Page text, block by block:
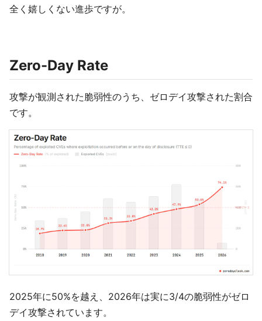
全く嬉しくない進歩ですが。
Zero-Day Rate
攻撃が観測された脆弱性のうち、ゼロデイ攻撃された割合
です。
2025年に50%を越え、2026年は実に3/4の脆弱性がゼロ
デイ攻撃されています。